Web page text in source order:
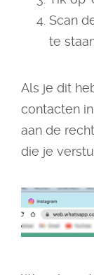
Scan
te
Als je dit
contacten
aan de
die je